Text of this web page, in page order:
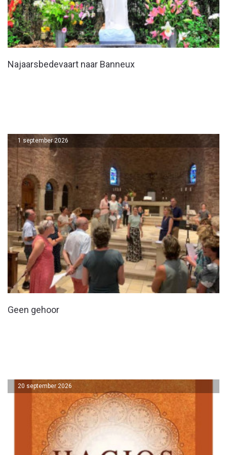
Najaarsbedevaart naar Banneux
Geen gehoor
1 september 2026
20 september 2026